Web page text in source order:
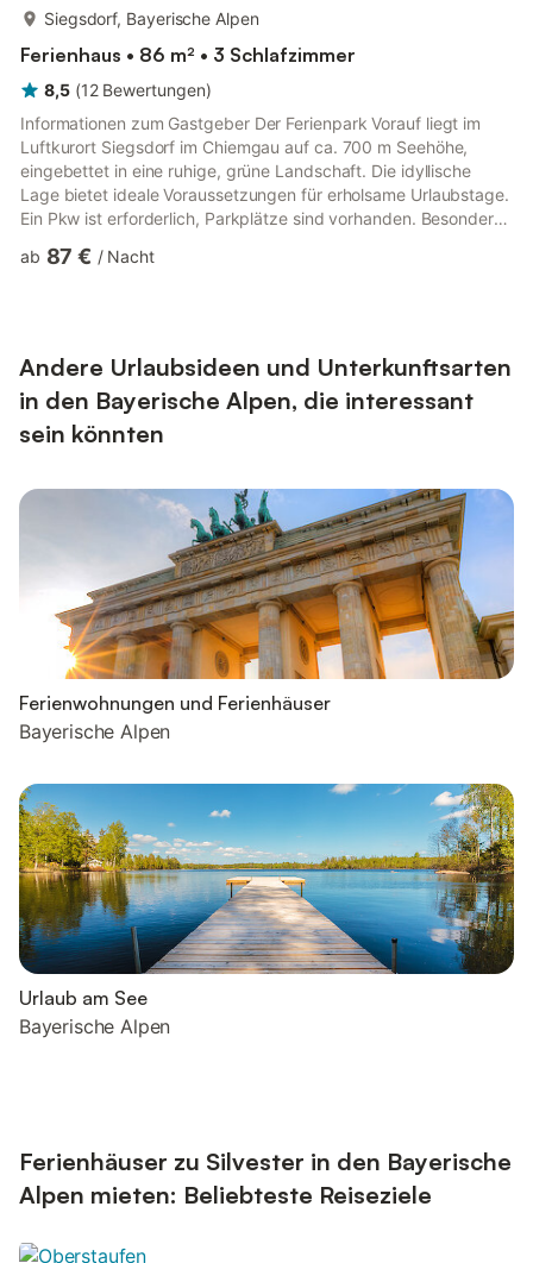
Siegsdorf, Bayerische Alpen
Ferienhaus • 86 m² • 3 Schlafzimmer
8,5 (12 Bewertungen)
Informationen zum Gastgeber Der Ferienpark Vorauf liegt im
Luftkurort Siegsdorf im Chiemgau auf ca. 700 m Seehöhe,
eingebettet in eine ruhige, grüne Landschaft. Die idyllische
Lage bietet ideale Voraussetzungen für erholsame Urlaubstage.
Ein Pkw ist erforderlich, Parkplätze sind vorhanden. Besonders
mit altem Baumbestand, Teich und Spielplatz. Inzell erreichen
ab 87 € / Nacht
Andere Urlaubsideen und Unterkunftsarten
in den Bayerische Alpen, die interessant
sein könnten
Ferienwohnungen und Ferienhäuser
Bayerische Alpen
Urlaub am See
Bayerische Alpen
Ferienhäuser zu Silvester in den Bayerische
Alpen mieten: Beliebteste Reiseziele